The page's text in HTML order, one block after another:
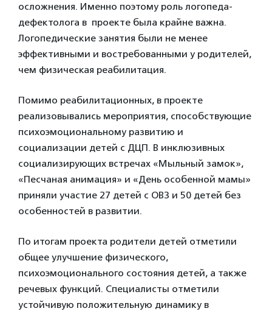
осложнения. Именно поэтому роль логопеда-
дефектолога в проекте была крайне важна.
Логопедические занятия были не менее
эффективными и востребованными у родителей,
чем физическая реабилитация.
Помимо реабилитационных, в проекте
реализовывались мероприятия, способствующие
психоэмоциональному развитию и
социализации детей с ДЦП. В инклюзивных
социализирующих встречах «Мыльный замок»,
«Песчаная анимация» и «День особенной мамы»
приняли участие 27 детей с ОВЗ и 50 детей без
особенностей в развитии.
По итогам проекта родители детей отметили
общее улучшение физического,
психоэмоционального состояния детей, а также
речевых функций. Специалисты отметили
устойчивую положительную динамику в